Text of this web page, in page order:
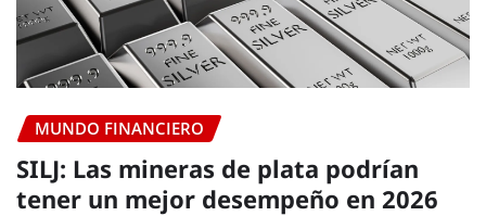
MUNDO FINANCIERO
SILJ: Las mineras de plata podrían
tener un mejor desempeño en 2026